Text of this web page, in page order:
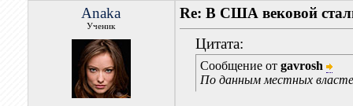
Anaka
Ученик
Re: В США вековой
Цитата:
Сообщение от gavrosh
По данным местных